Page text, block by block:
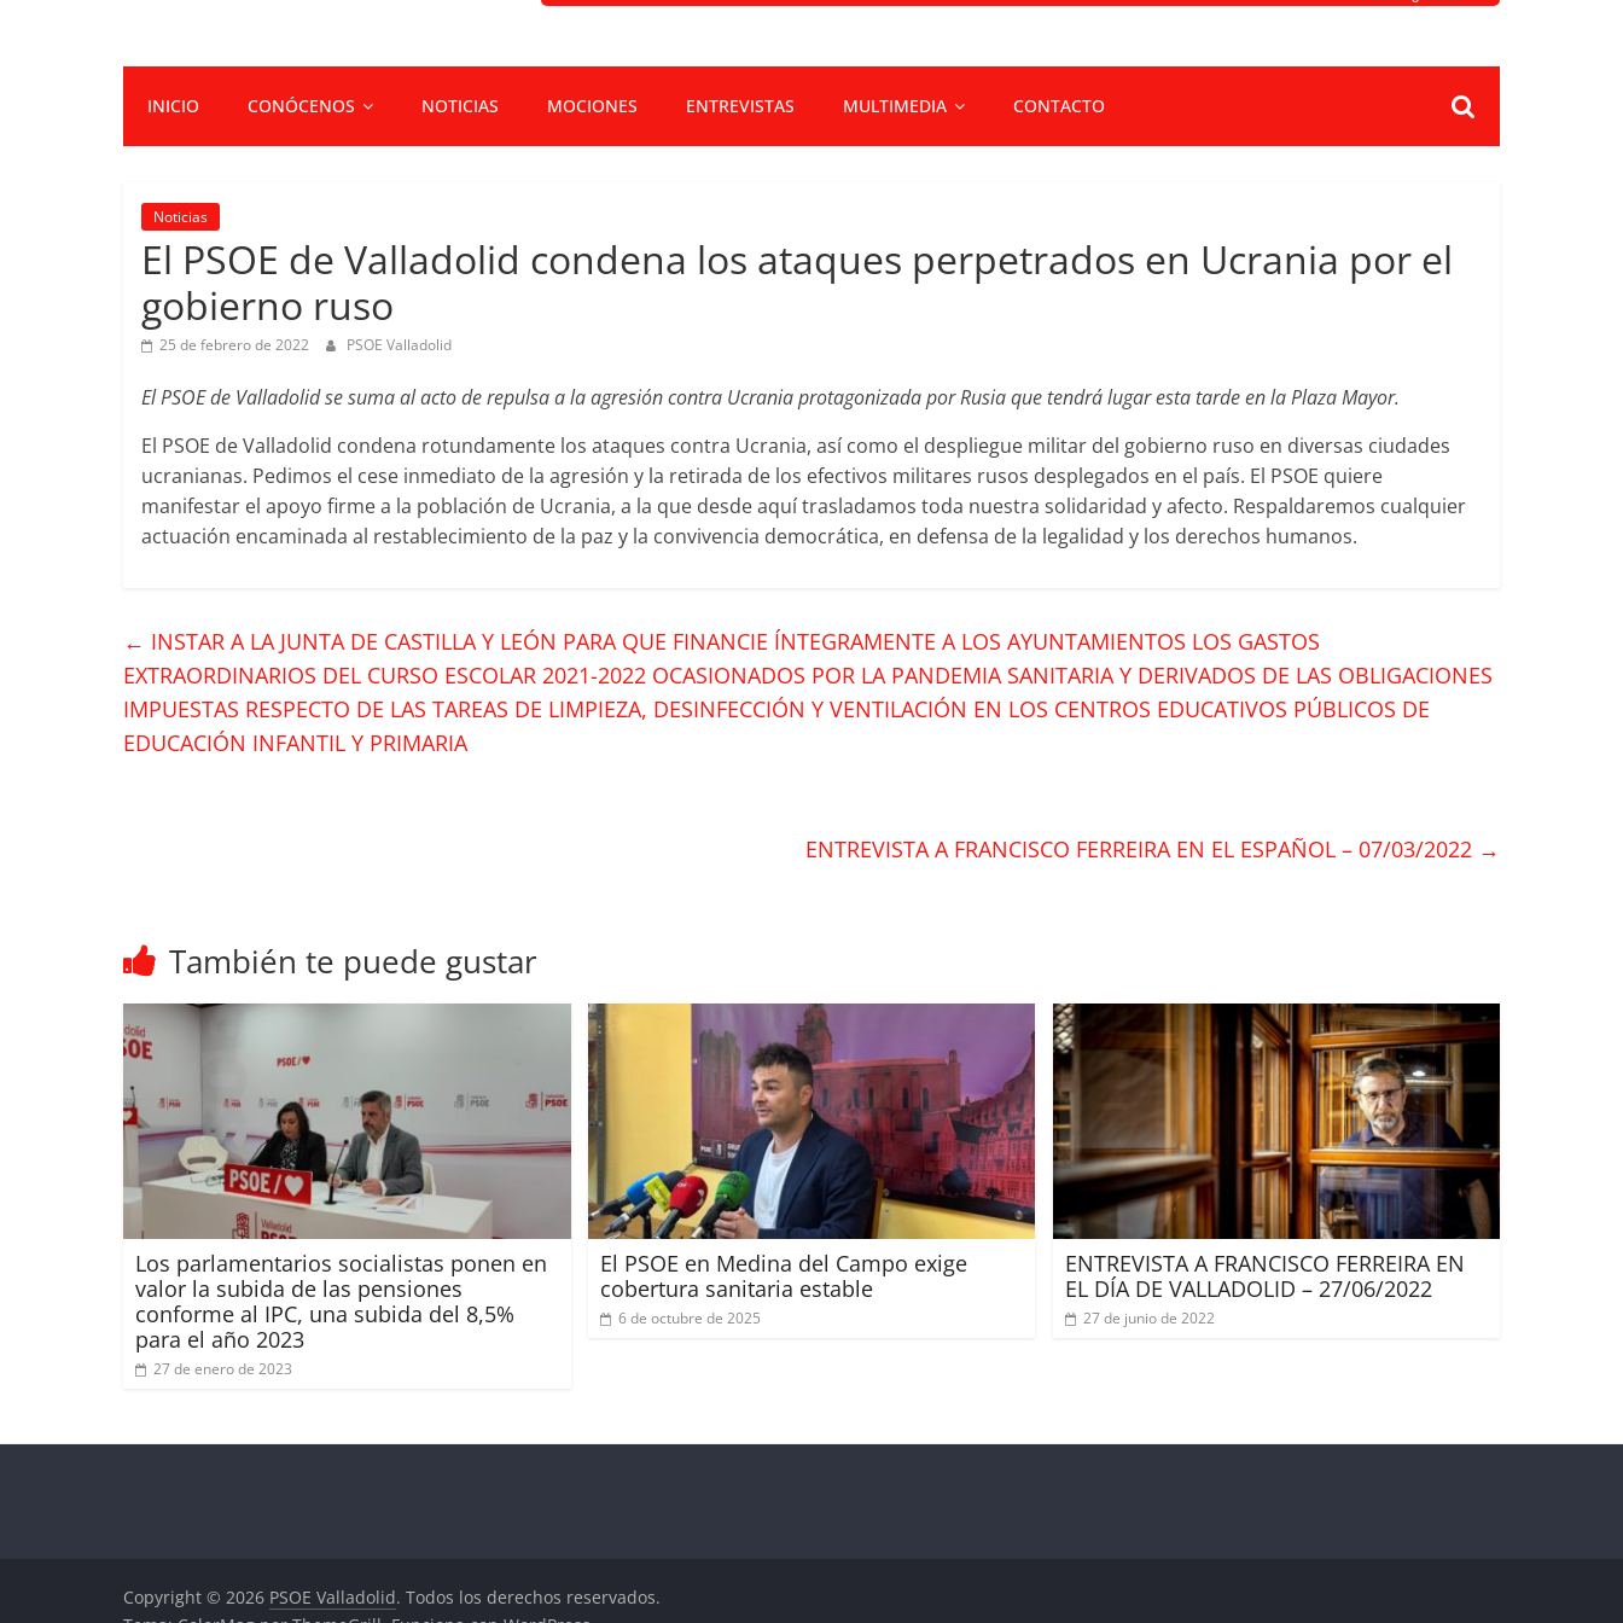
INICIO CONÓCENOS NOTICIAS MOCIONES ENTREVISTAS MULTIMEDIA CONTACTO
Noticias
El PSOE de Valladolid condena los ataques perpetrados en Ucrania por el
gobierno ruso
25 de febrero de 2022 PSOE Valladolid
El PSOE de Valladolid se suma al acto de repulsa a la agresión contra Ucrania protagonizada por Rusia que tendrá lugar esta tarde en la Plaza Mayor.
El PSOE de Valladolid condena rotundamente los ataques contra Ucrania, así como el despliegue militar del gobierno ruso en diversas ciudades
ucranianas. Pedimos el cese inmediato de la agresión y la retirada de los efectivos militares rusos desplegados en el país. El PSOE quiere
manifestar el apoyo firme a la población de Ucrania, a la que desde aquí trasladamos toda nuestra solidaridad y afecto. Respaldaremos cualquier
actuación encaminada al restablecimiento de la paz y la convivencia democrática, en defensa de la legalidad y los derechos humanos.
← INSTAR A LA JUNTA DE CASTILLA Y LEÓN PARA QUE FINANCIE ÍNTEGRAMENTE A LOS AYUNTAMIENTOS LOS GASTOS
EXTRAORDINARIOS DEL CURSO ESCOLAR 2021-2022 OCASIONADOS POR LA PANDEMIA SANITARIA Y DERIVADOS DE LAS OBLIGACIONES
IMPUESTAS RESPECTO DE LAS TAREAS DE LIMPIEZA, DESINFECCIÓN Y VENTILACIÓN EN LOS CENTROS EDUCATIVOS PÚBLICOS DE
EDUCACIÓN INFANTIL Y PRIMARIA
ENTREVISTA A FRANCISCO FERREIRA EN EL ESPAÑOL – 07/03/2022 →
También te puede gustar
Los parlamentarios socialistas ponen en
valor la subida de las pensiones
conforme al IPC, una subida del 8,5%
para el año 2023
27 de enero de 2023
El PSOE en Medina del Campo exige
cobertura sanitaria estable
6 de octubre de 2025
ENTREVISTA A FRANCISCO FERREIRA EN
EL DÍA DE VALLADOLID – 27/06/2022
27 de junio de 2022
Copyright © 2026 PSOE Valladolid. Todos los derechos reservados.